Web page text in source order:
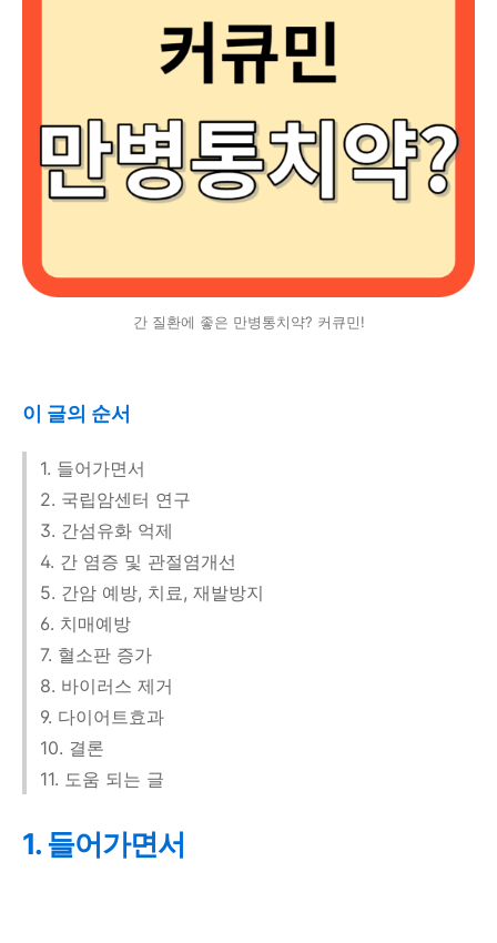
간 질환에 좋은 만병통치약? 커큐민!
이 글의 순서
1. 들어가면서
2. 국립암센터 연구
3. 간섬유화 억제
4. 간 염증 및 관절염개선
5. 간암 예방, 치료, 재발방지
6. 치매예방
7. 혈소판 증가
8. 바이러스 제거
9. 다이어트효과
10. 결론
11. 도움 되는 글
1. 들어가면서